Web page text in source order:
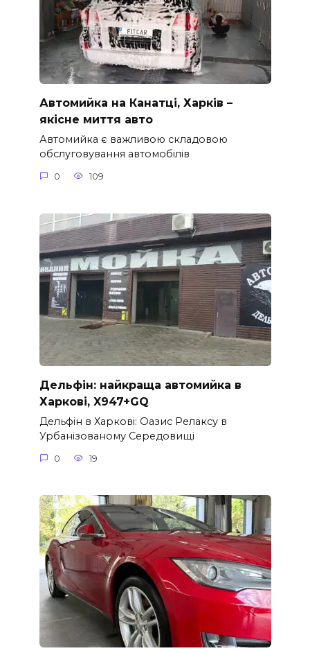
Автомийка на Канатці, Харків –
якісне миття авто
Автомийка є важливою складовою
обслуговування автомобілів
0 109
Дельфін: найкраща автомийка в
Харкові, X947+GQ
Дельфін в Харкові: Оазис Релаксу в
Урбанізованому Середовищі
0 19